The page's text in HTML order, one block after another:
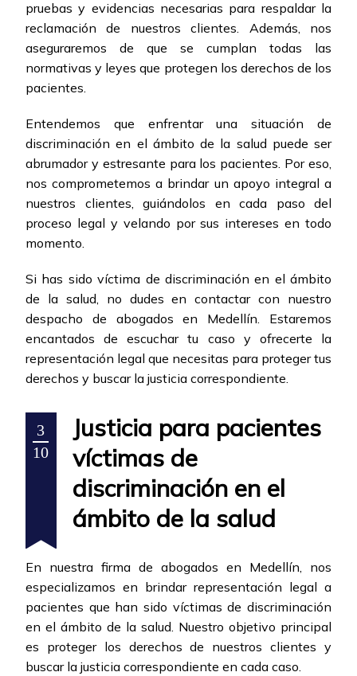
pruebas y evidencias necesarias para respaldar la
reclamación de nuestros clientes. Además, nos
aseguraremos de que se cumplan todas las
normativas y leyes que protegen los derechos de los
pacientes.
Entendemos que enfrentar una situación de
discriminación en el ámbito de la salud puede ser
abrumador y estresante para los pacientes. Por eso,
nos comprometemos a brindar un apoyo integral a
nuestros clientes, guiándolos en cada paso del
proceso legal y velando por sus intereses en todo
momento.
Si has sido víctima de discriminación en el ámbito
de la salud, no dudes en contactar con nuestro
despacho de abogados en Medellín. Estaremos
encantados de escuchar tu caso y ofrecerte la
representación legal que necesitas para proteger tus
derechos y buscar la justicia correspondiente.
3
10
Justicia para pacientes
víctimas de
discriminación en el
ámbito de la salud
En nuestra firma de abogados en Medellín, nos
especializamos en brindar representación legal a
pacientes que han sido víctimas de discriminación
en el ámbito de la salud. Nuestro objetivo principal
es proteger los derechos de nuestros clientes y
buscar la justicia correspondiente en cada caso.